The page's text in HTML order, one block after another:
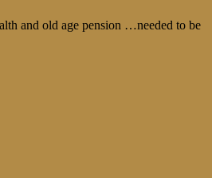
and old age pension …needed to be